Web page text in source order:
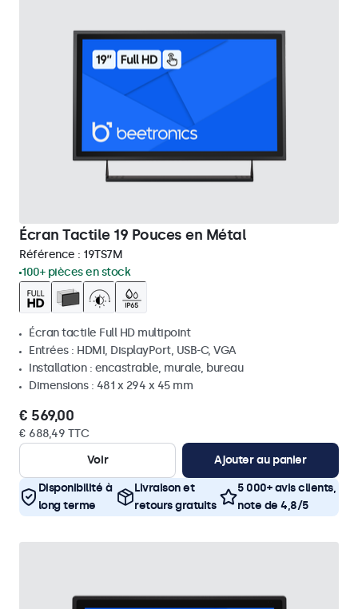
Écran Tactile 19 Pouces en Métal
Référence : 19TS7M
100+ pièces en stock
Écran tactile Full HD multipoint
Entrées : HDMI, DisplayPort, USB-C, VGA
Installation : encastrable, murale, bureau
Dimensions : 481 x 294 x 45 mm
€ 569,00
€ 688,49 TTC
Voir
Ajouter au panier
Disponibilité à
long terme
Livraison et
retours gratuits
5 000+ avis clients,
note de 4,8/5